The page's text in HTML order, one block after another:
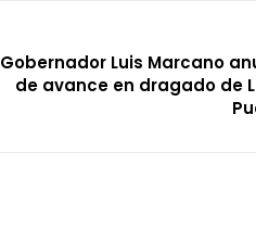
Gobernador Luis Marcano
de avance en dragado de